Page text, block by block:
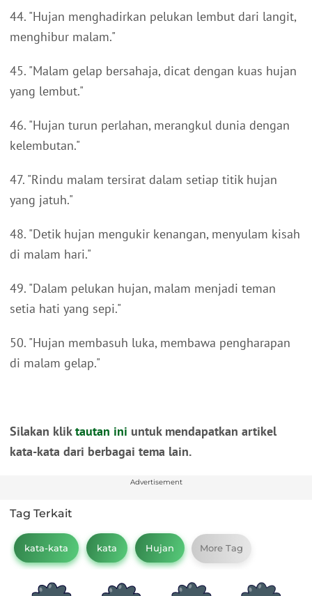
44. "Hujan menghadirkan pelukan lembut dari langit,
menghibur malam."
45. "Malam gelap bersahaja, dicat dengan kuas hujan
yang lembut."
46. "Hujan turun perlahan, merangkul dunia dengan
kelembutan."
47. "Rindu malam tersirat dalam setiap titik hujan
yang jatuh."
48. "Detik hujan mengukir kenangan, menyulam kisah
di malam hari."
49. "Dalam pelukan hujan, malam menjadi teman
setia hati yang sepi."
50. "Hujan membasuh luka, membawa pengharapan
di malam gelap."
Silakan kliktautan ini untuk mendapatkan artikel
kata-kata dari berbagai tema lain.
Advertisement
Tag Terkait
kata-kata kata Hujan More Tag